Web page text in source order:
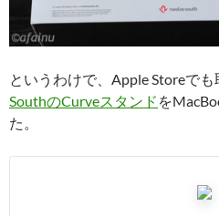
というわけで、Apple Storeでも
SouthのCurveスタンド を
た。